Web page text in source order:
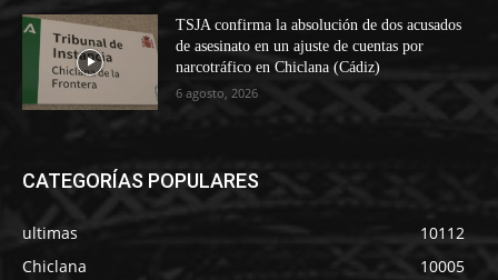
TSJA confirma la absolución de dos acusados
de asesinato en un ajuste de cuentas por
narcotráfico en Chiclana (Cádiz)
6 agosto, 2026
CATEGORÍAS POPULARES
ultimas
10112
Chiclana
10005